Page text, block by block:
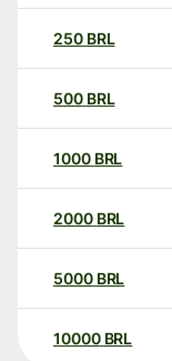
250 BRL
500 BRL
1000 BRL
2000 BRL
5000 BRL
10000 BRL